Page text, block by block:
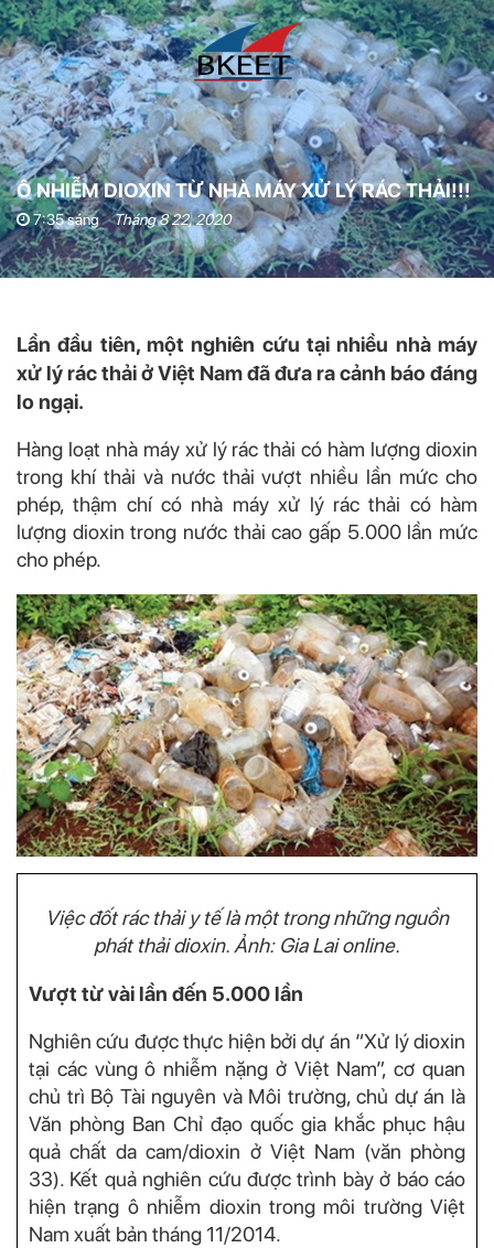
Ô NHIỄM DIOXIN TỪ NHÀ MÁY XỬ LÝ RÁC THẢI!!!
7:35 sáng Tháng 8 22, 2020
Lần đầu tiên, một nghiên cứu tại nhiều nhà máy
xử lý rác thải ở Việt Nam đã đưa ra cảnh báo đáng
lo ngại.
Hàng loạt nhà máy xử lý rác thải có hàm lượng dioxin
trong khí thải và nước thải vượt nhiều lần mức cho
phép, thậm chí có nhà máy xử lý rác thải có hàm
lượng dioxin trong nước thải cao gấp 5.000 lần mức
cho phép.
Việc đốt rác thải y tế là một trong những nguồn
phát thải dioxin. Ảnh: Gia Lai online.
Vượt từ vài lần đến 5.000 lần
Nghiên cứu được thực hiện bởi dự án “Xử lý dioxin
tại các vùng ô nhiễm nặng ở Việt Nam”, cơ quan
chủ trì Bộ Tài nguyên và Môi trường, chủ dự án là
Văn phòng Ban Chỉ đạo quốc gia khắc phục hậu
quả chất da cam/dioxin ở Việt Nam (văn phòng
33). Kết quả nghiên cứu được trình bày ở báo cáo
hiện trạng ô nhiễm dioxin trong môi trường Việt
Nam xuất bản tháng 11/2014.